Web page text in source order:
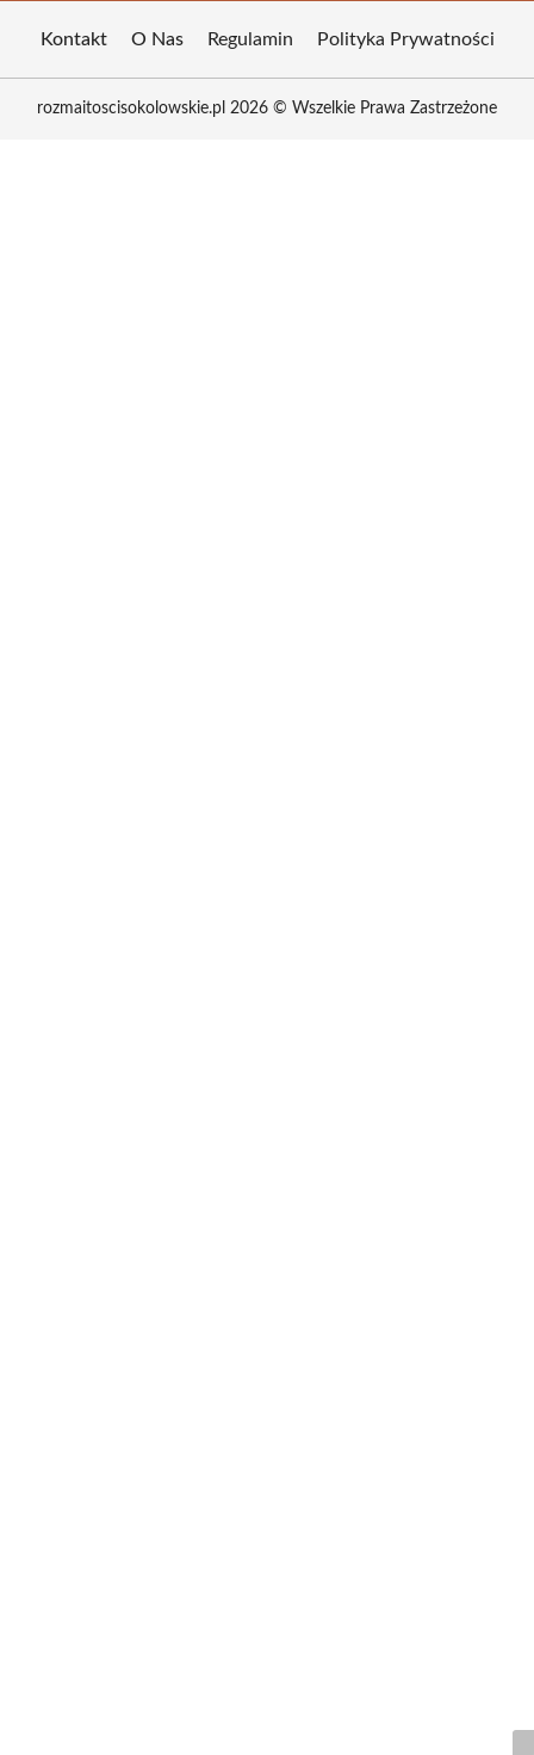
Kontakt O Nas Regulamin Polityka Prywatności
rozmaitoscisokolowskie.pl 2026 © Wszelkie Prawa Zastrzeżone